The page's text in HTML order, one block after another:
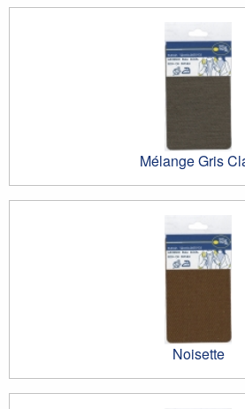
Mélange Gris
Noisette